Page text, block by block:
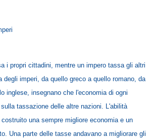
i propri cittadini, mentre un impero tassa gli altri
degli imperi, da quello greco a quello romano, da
inglese, insegnano che l'economia di ogni
tassazione delle altre nazioni. L'abilità
una sempre migliore economia e un
Una parte delle tasse andavano a migliorare gli